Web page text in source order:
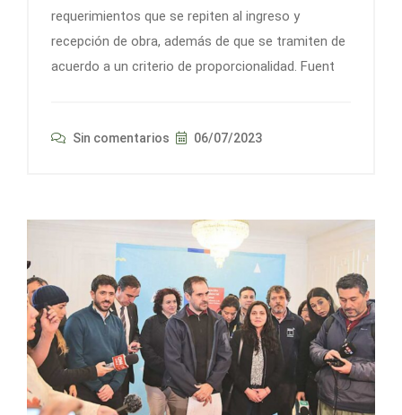
requerimientos que se repiten al ingreso y
recepción de obra, además de que se tramiten de
acuerdo a un criterio de proporcionalidad. Fuent
Sin comentarios 06/07/2023